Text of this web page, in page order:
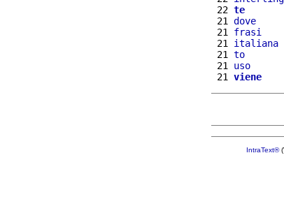
22 te
21 dove
21 frasi
21 italiana
21 to
21 uso
21 viene
IntraText®